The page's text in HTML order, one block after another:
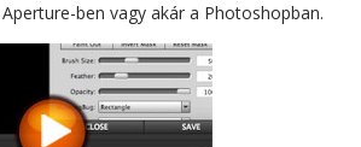
ben vagy akár a Photoshopban.